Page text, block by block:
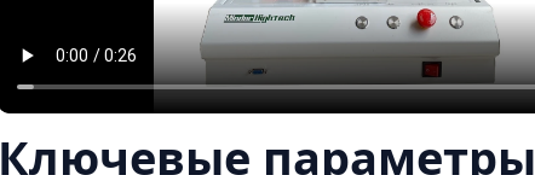
Ключевые параметры